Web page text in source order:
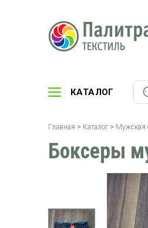
КАТАЛОГ
Главная > Каталог > Мужская
Боксеры